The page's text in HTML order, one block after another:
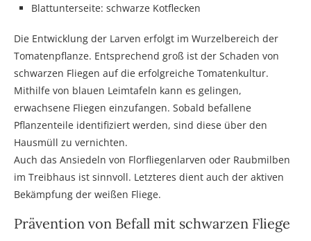
Blattunterseite: schwarze Kotflecken
Die Entwicklung der Larven erfolgt im Wurzelbereich der
Tomatenpflanze. Entsprechend groß ist der Schaden von
schwarzen Fliegen auf die erfolgreiche Tomatenkultur.
Mithilfe von blauen Leimtafeln kann es gelingen,
erwachsene Fliegen einzufangen. Sobald befallene
Pflanzenteile identifiziert werden, sind diese über den
Hausmüll zu vernichten.
Auch das Ansiedeln von Florfliegenlarven oder Raubmilben
im Treibhaus ist sinnvoll. Letzteres dient auch der aktiven
Bekämpfung der weißen Fliege.
Prävention von Befall mit schwarzen Fliege